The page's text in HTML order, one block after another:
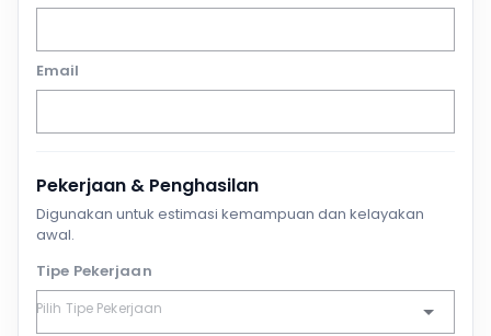
Email
Pekerjaan & Penghasilan
Digunakan untuk estimasi kemampuan dan kelayakan
awal.
Tipe Pekerjaan